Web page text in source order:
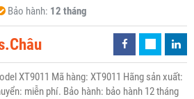
Bảo hành: 12 tháng
XT9011 Mã hàng: XT9011 Hãng sản xuất:
miễn phí. Bảo hành: bảo hành 12 tháng